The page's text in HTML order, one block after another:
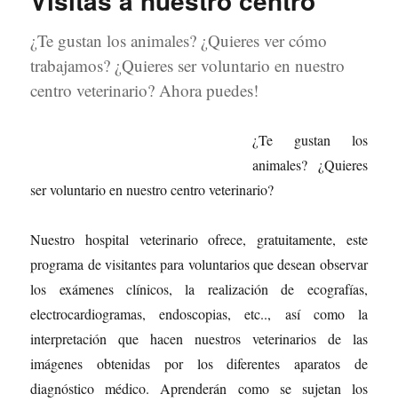
¿Te gustan los animales? ¿Quieres ver cómo
trabajamos? ¿Quieres ser voluntario en nuestro
centro veterinario? Ahora puedes!
¿Te gustan los
animales? ¿Quieres
ser voluntario en nuestro centro veterinario?
Nuestro hospital veterinario ofrece, gratuitamente, este
programa de visitantes para voluntarios que desean observar
los exámenes clínicos, la realización de ecografías,
electrocardiogramas, endoscopias, etc.., así como la
interpretación que hacen nuestros veterinarios de las
imágenes obtenidas por los diferentes aparatos de
diagnóstico médico. Aprenderán como se sujetan los